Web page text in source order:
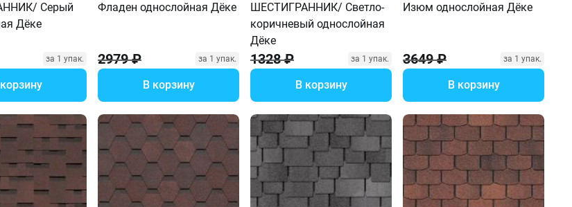
Серый
Дёке
за 1 упак.
Фладен однослойная Дёке
2979 ₽ за 1 упак.
В корзину
ШЕСТИГРАННИК/ Светло-
коричневый однослойная
Дёке
1328 ₽ за 1 упак.
В корзину
Изюм однослойная Дёке
3649 ₽ за 1 упак.
В корзину